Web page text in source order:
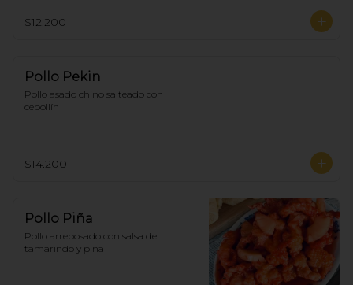
$12.200
Pollo Pekin
Pollo asado chino salteado con
cebollín
$14.200
Pollo Piña
Pollo arrebosado con salsa de
tamarindo y piña